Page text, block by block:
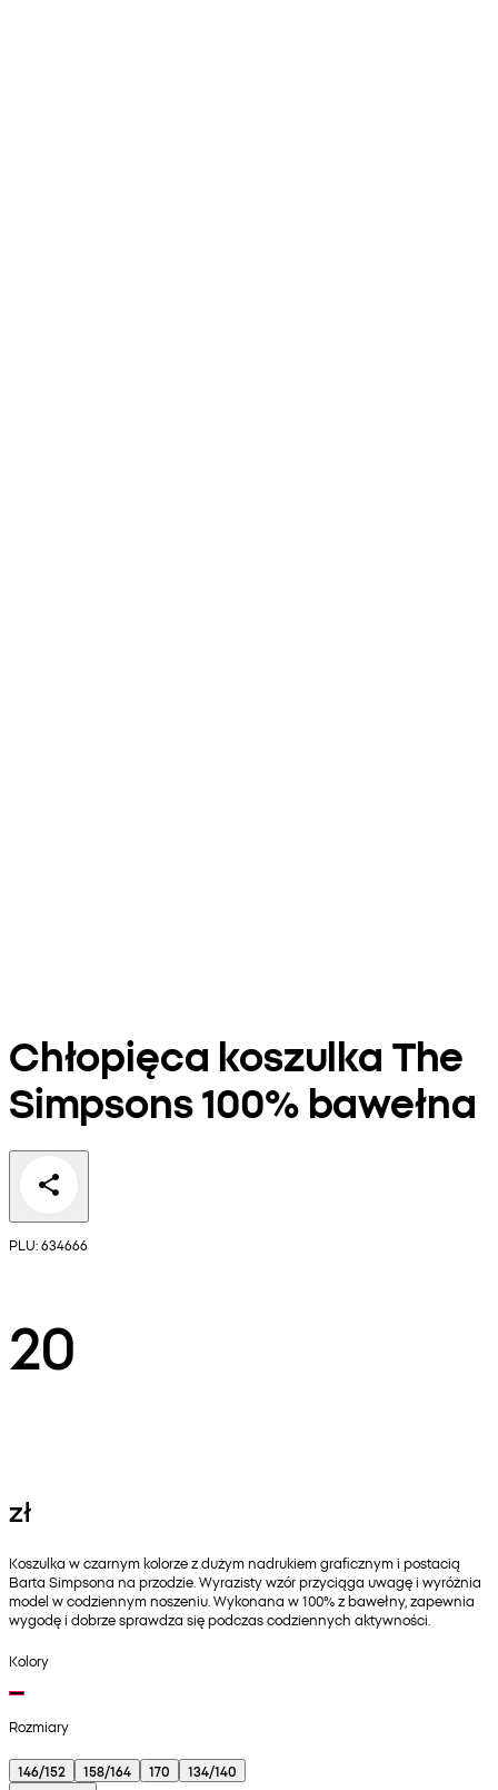
Chłopięca koszulka The
Simpsons 100% bawełna
PLU: 634666
20
zł
Koszulka w czarnym kolorze z dużym nadrukiem graficznym i postacią
Barta Simpsona na przodzie. Wyrazisty wzór przyciąga uwagę i wyróżnia
model w codziennym noszeniu. Wykonana w 100% z bawełny, zapewnia
wygodę i dobrze sprawdza się podczas codziennych aktywności.
Kolory
Rozmiary
146/152 158/164 170
134/140